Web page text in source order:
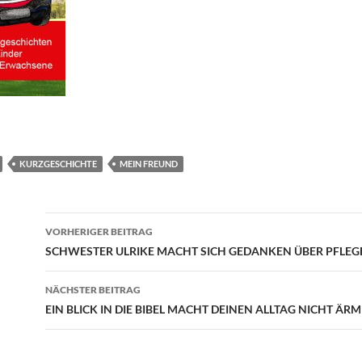
KURZGESCHICHTE MEIN FREUND
Beitragsnavigation
VORHERIGER BEITRAG
SCHWESTER ULRIKE MACHT SICH GEDANKEN ÜBER
NÄCHSTER BEITRAG
EIN BLICK IN DIE BIBEL MACHT DEINEN ALLTAG NICHT